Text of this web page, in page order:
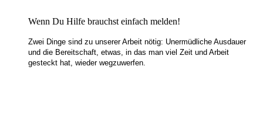
Wenn Du Hilfe brauchst einfach melden!
Zwei Dinge sind zu unserer Arbeit nötig: Unermüdliche Ausdauer
und die Bereitschaft, etwas, in das man viel Zeit und Arbeit
gesteckt hat, wieder wegzuwerfen.